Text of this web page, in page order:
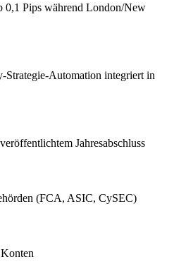
0,1 Pips während London/New
Strategie-Automation integriert in
Jahresabschluss
(FCA, ASIC, CySEC)